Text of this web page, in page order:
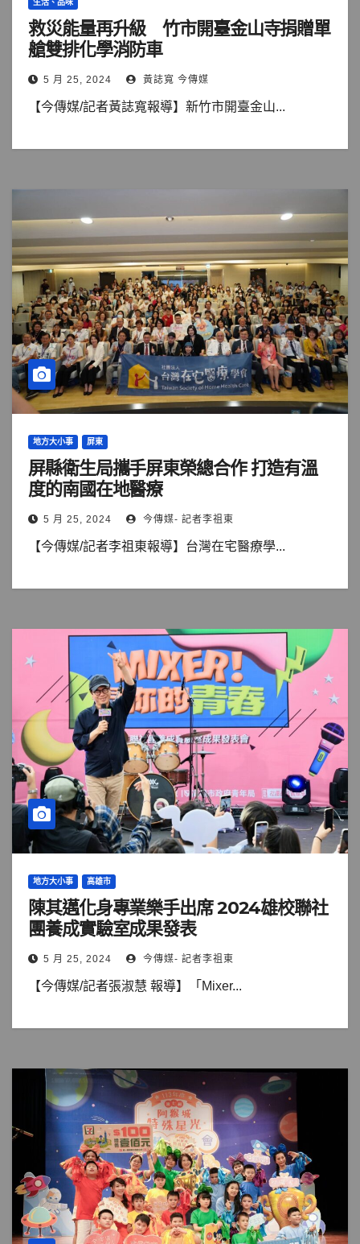
生活、品味
救災能量再升級 竹市開臺金山寺捐贈單
艙雙排化學消防車
5 月 25, 2024 黃誌寬 今傳媒
【今傳媒/記者黃誌寬報導】新竹市開臺金山...
地方大小事 屏東
屏縣衛生局攜手屏東榮總合作 打造有溫
度的南國在地醫療
5 月 25, 2024 今傳媒- 記者李祖東
【今傳媒/記者李祖東報導】台灣在宅醫療學...
地方大小事 高雄市
陳其邁化身專業樂手出席 2024雄校聯社
團養成實驗室成果發表
5 月 25, 2024 今傳媒- 記者李祖東
【今傳媒/記者張淑慧 報導】「Mixer...